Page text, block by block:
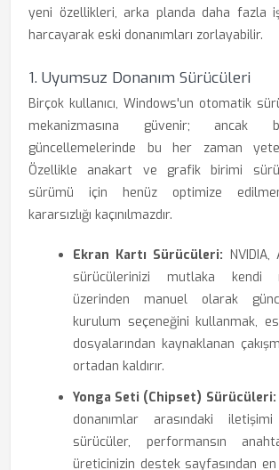
yeni özellikleri, arka planda daha fazla
harcayarak eski donanımları zorlayabilir.
1. Uyumsuz Donanım Sürücüleri
Birçok kullanıcı, Windows'un otomatik
mekanizmasına güvenir; ancak
güncellemelerinde bu her zaman
Özellikle anakart ve grafik birimi
sürümü için henüz optimize
kararsızlığı kaçınılmazdır.
Ekran Kartı Sürücüleri:
sürücülerinizi mutlaka kendi
üzerinden manuel olarak
kurulum seçeneğini kullanmak,
dosyalarından kaynaklanan
ortadan kaldırır.
Yonga Seti (Chipset) Sürücüleri:
donanımlar arasındaki
sürücüler, performansın
üreticinizin destek sayfasından